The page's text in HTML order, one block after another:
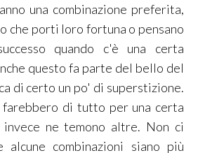
una combinazione preferita,
che porti loro fortuna o pensano
quando c'è una certa
questo fa parte del bello del
di certo un po' di superstizione.
di tutto per una certa
invece ne temono altre. Non ci
alcune combinazioni siano più